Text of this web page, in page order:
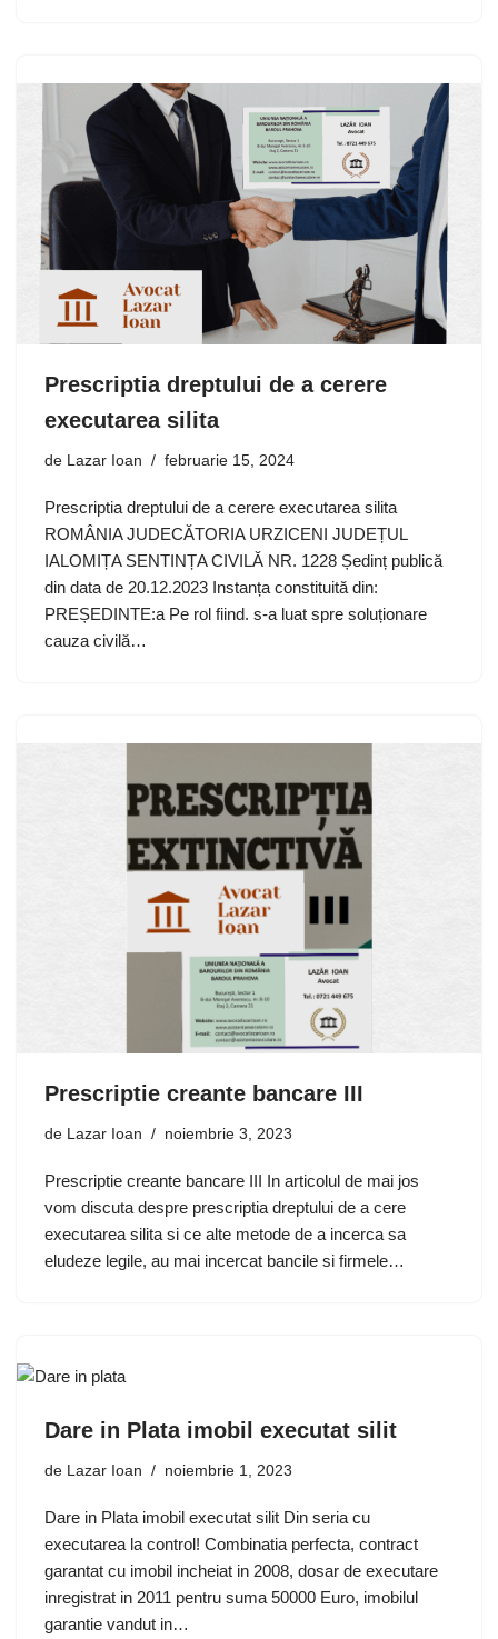
Prescriptia dreptului de a cerere
executarea silita
de Lazar Ioan februarie 15, 2024
Prescriptia dreptului de a cerere executarea silita
ROMÂNIA JUDECĂTORIA URZICENI JUDEȚUL
IALOMIȚA SENTINȚA CIVILĂ NR. 1228 Ședinț publică
din data de 20.12.2023 Instanța constituită din:
PREȘEDINTE:a Pe rol fiind. s-a luat spre soluționare
cauza civilă…
Prescriptie creante bancare III
de Lazar Ioan noiembrie 3, 2023
Prescriptie creante bancare III In articolul de mai jos
vom discuta despre prescriptia dreptului de a cere
executarea silita si ce alte metode de a incerca sa
eludeze legile, au mai incercat bancile si firmele…
Dare in Plata imobil executat silit
de Lazar Ioan noiembrie 1, 2023
Dare in Plata imobil executat silit Din seria cu
executarea la control! Combinatia perfecta, contract
garantat cu imobil incheiat in 2008, dosar de executare
inregistrat in 2011 pentru suma 50000 Euro, imobilul
garantie vandut in…